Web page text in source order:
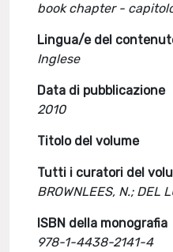
book chapter -
Lingua/e del
Inglese
Data di pubblicazione
2010
Titolo del volume
Tutti i curatori del
BROWNLEES, N.; DEL
ISBN della monografia
978-1-4438-2141-4